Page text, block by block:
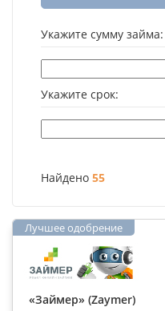
Укажите сумму займа:
Укажите срок:
Найдено 55
«Займер» (Zaymer)